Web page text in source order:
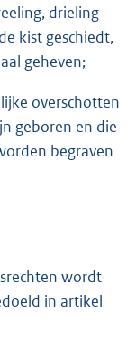
drieling
kist geschiedt,
geheven;
overschotten
geboren en die
begraven
wordt
in artikel